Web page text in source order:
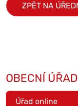
ZPĚT NA
OBECNÍ ÚŘAD
Úřad online